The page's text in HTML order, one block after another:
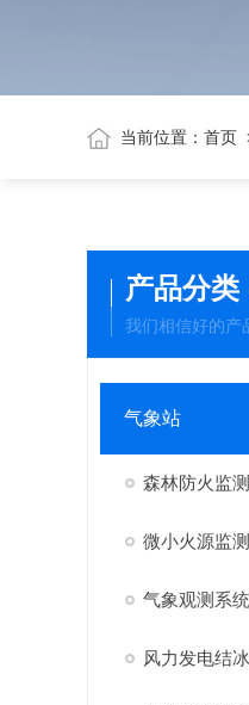
当前位置： 首页
产品分类
我们相信好的产
气象站
森林防火监
微小火源监
气象观测系统
风力发电结